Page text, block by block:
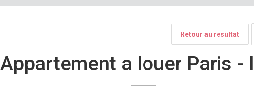
Retour au résultat
Appartement a louer Paris -